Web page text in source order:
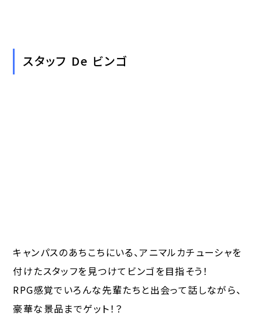
スタッフ De ビンゴ
キャンパスのあちこちにいる、アニマルカチューシャを
付けたスタッフを見つけてビンゴを目指そう！
RPG感覚でいろんな先輩たちと出会って話しながら、
豪華な景品までゲット！？